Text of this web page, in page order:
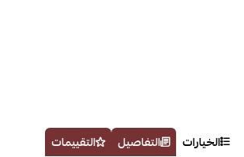
الخيارات التفاصيل التقييمات